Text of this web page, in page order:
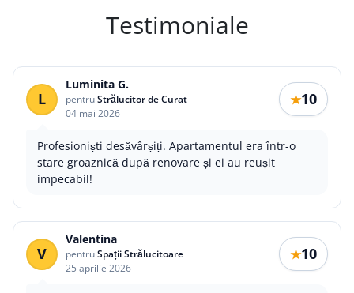
Testimoniale
L
Luminita G.
pentruStrălucitor de Curat
04 mai 2026
★10
Profesioniști desăvârșiți. Apartamentul era într-o
stare groaznică după renovare și ei au reușit
impecabil!
V
Valentina
pentruSpații Strălucitoare
25 aprilie 2026
★10